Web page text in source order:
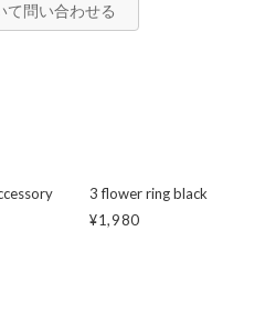
て問い合わせる
3 flower ring black
¥1,980